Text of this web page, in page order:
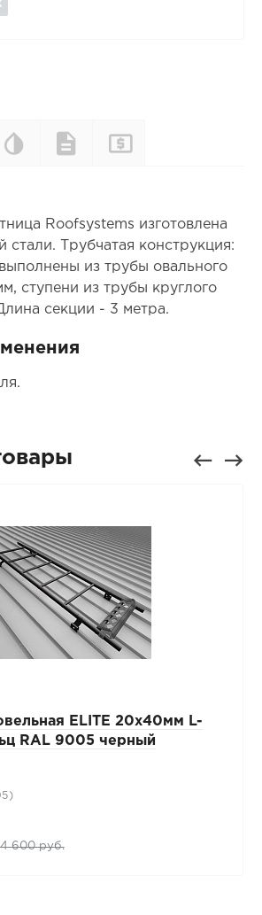
Цветовая
палитра
Документы
Roofsystems изготовлена
стали. Трубчатая конструкция:
из трубы овального
ступени из трубы круглого
секции - 3 метра.
ELITE 20x40мм L-
RAL 9005 черный
4 600 руб.